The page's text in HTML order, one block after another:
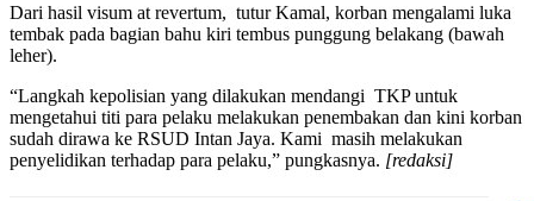
Dari hasil visum at revertum, tutur Kamal, korban mengalami luka
tembak pada bagian bahu kiri tembus punggung belakang (bawah
leher).
“Langkah kepolisian yang dilakukan mendangi TKP untuk
mengetahui titi para pelaku melakukan penembakan dan kini korban
sudah dirawa ke RSUD Intan Jaya. Kami masih melakukan
penyelidikan terhadap para pelaku,” pungkasnya. [redaksi]